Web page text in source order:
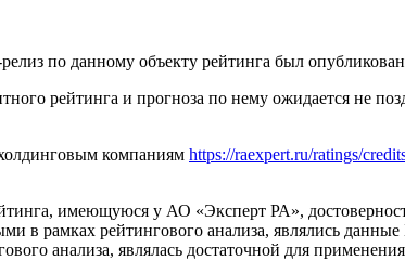
по данному объекту рейтинга был опубликован
рейтинга и прогноза по нему ожидается не
компаниям https://raexpert.ru/ratings/
имеющуюся у АО «Эксперт РА»,
рамках рейтингового анализа, являлись
анализа, являлась достаточной для